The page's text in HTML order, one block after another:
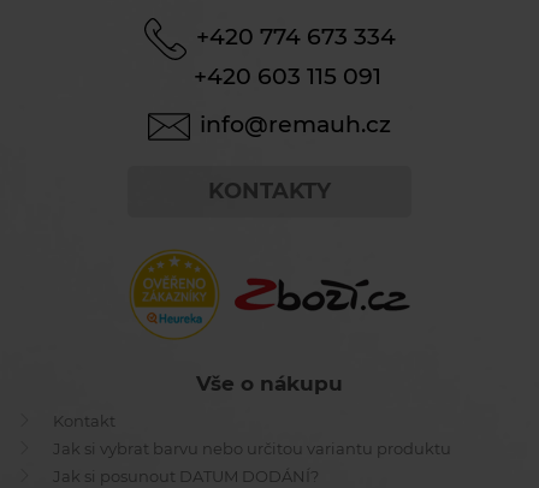
+420 774 673 334
+420 603 115 091
info@remauh.cz
KONTAKTY
Vše o nákupu
Kontakt
Jak si vybrat barvu nebo určitou variantu produktu
Jak si posunout DATUM DODÁNÍ?